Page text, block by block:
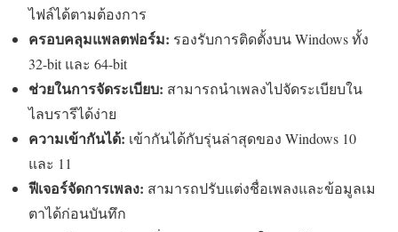
ไฟล์ได้ตามต้องการ
ครอบคลุมแพลตฟอร์ม: รองรับการติดตั้งบน Windows ทั้ง
32-bit และ 64-bit
ช่วยในการจัดระเบียบ: สามารถนำเพลงไปจัดระเบียบใน
ไลบรารีได้ง่าย
ความเข้ากันได้: เข้ากันได้กับรุ่นล่าสุดของ Windows 10
และ 11
ฟีเจอร์จัดการเพลง: สามารถปรับแต่งชื่อเพลงและข้อมูลเม
ตาได้ก่อนบันทึก